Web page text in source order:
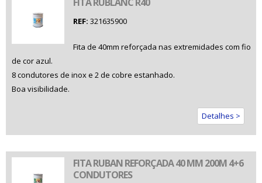
REF: 321635900
Fita de 40mm reforçada nas extremidades com fio
de cor azul.
8 condutores de inox e 2 de cobre estanhado.
Boa visibilidade.
Detalhes >
FITA RUBAN REFORÇADA 40 MM 200M 4+6
CONDUTORES